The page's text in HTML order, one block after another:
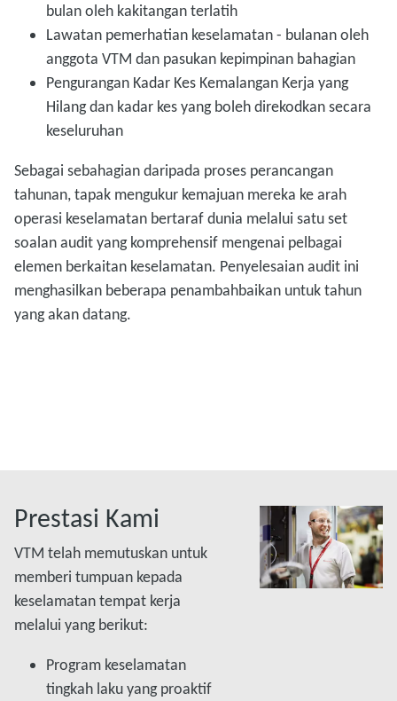
bulan oleh kakitangan terlatih
Lawatan pemerhatian keselamatan - bulanan oleh
anggota VTM dan pasukan kepimpinan bahagian
Pengurangan Kadar Kes Kemalangan Kerja yang
Hilang dan kadar kes yang boleh direkodkan secara
keseluruhan
Sebagai sebahagian daripada proses perancangan
tahunan, tapak mengukur kemajuan mereka ke arah
operasi keselamatan bertaraf dunia melalui satu set
soalan audit yang komprehensif mengenai pelbagai
elemen berkaitan keselamatan. Penyelesaian audit ini
menghasilkan beberapa penambahbaikan untuk tahun
yang akan datang.
Prestasi Kami
VTM telah memutuskan untuk
memberi tumpuan kepada
keselamatan tempat kerja
melalui yang berikut:
Program keselamatan
tingkah laku yang proaktif